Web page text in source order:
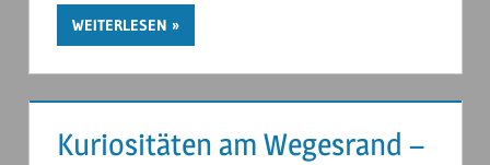
WEITERLESEN
Kuriositäten am Wegesrand –